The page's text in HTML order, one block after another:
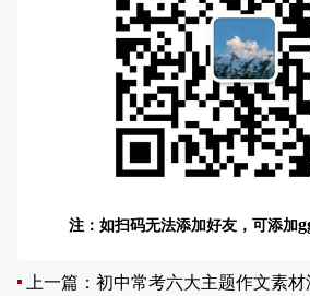
注：如扫码无法添加好友，可添加
上一篇： 初中常考六大主题作文素材